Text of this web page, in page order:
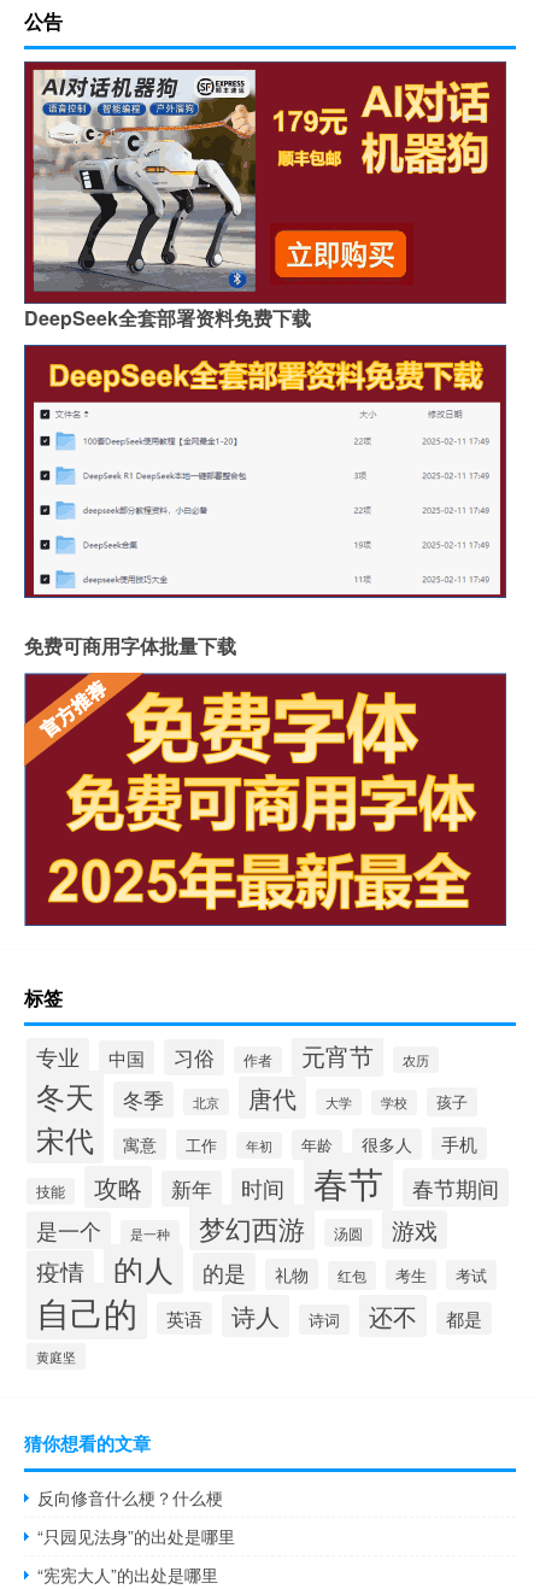
公告
DeepSeek全套部署资料免费下载
免费可商用字体批量下载
标签
专业 中国 习俗 作者 元宵节 农历
冬天 冬季 北京 唐代 大学 学校 孩子
宋代 寓意 工作 年初 年龄 很多人 手机
技能 攻略 新年 时间 春节 春节期间
是一个 是一种 梦幻西游 汤圆 游戏
疫情 的人 的是 礼物 红包 考生 考试
自己的 英语 诗人 诗词 还不 都是
黄庭坚
猜你想看的文章
反向修音什么梗？什么梗
“只园见法身”的出处是哪里
“宪宪大人”的出处是哪里